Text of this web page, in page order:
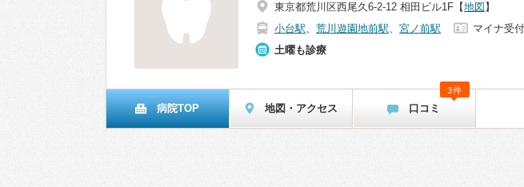
東京都荒川区西尾久6-2-12 相田ビル1F 【地図 】
小台駅、 荒川遊園地前駅、 宮ノ前駅 マイナ受付
土曜も診療
病院TOP 地図・アクセス 口コミ
3件